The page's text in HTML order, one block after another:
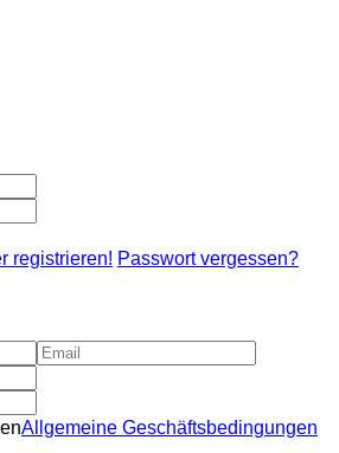
registrieren! Passwort vergessen?
Allgemeine Geschäftsbedingungen